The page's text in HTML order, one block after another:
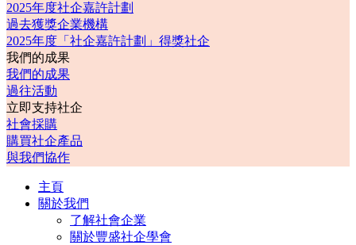
2025年度社企嘉許計劃
過去獲獎企業機構
2025年度「社企嘉許計劃」得獎社企
我們的成果
我們的成果
過往活動
立即支持社企
社會採購
購買社企產品
與我們協作
主頁
關於我們
了解社會企業
關於豐盛社企學會